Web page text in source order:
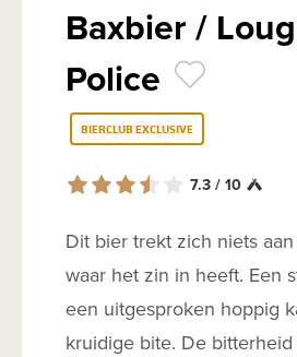
Baxbier /
Police
BIERCLUB EXCLUSIVE
7.3 / 10
Dit bier trekt zich niets
waar het zin in heeft. Een
een uitgesproken hoppig
kruidige bite. De